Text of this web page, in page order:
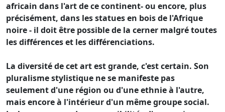
africain dans l'art de ce continent- ou encore, plus
précisément, dans les statues en bois de l'Afrique
noire - il doit être possible de la cerner malgré toutes
les différences et les différenciations.
La diversité de cet art est grande, c'est certain. Son
pluralisme stylistique ne se manifeste pas
seulement d'une région ou d'une ethnie à l'autre,
mais encore à l'intérieur d'un même groupe social.